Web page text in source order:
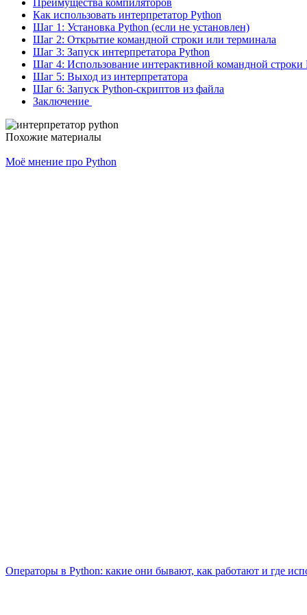
Как использовать интерпретатор Python
Шаг 1: Установка Python (если не установлен)
Шаг 2: Открытие командной строки или терминала
Шаг 3: Запуск интерпретатора Python
Шаг 4: Использование интерактивной командной строки
Шаг 5: Выход из интерпретатора
Шаг 6: Запуск Python-скриптов из файла
Заключение
Похожие материалы
Моё мнение про Python
Операторы в Python: какие они бывают, как работают и где